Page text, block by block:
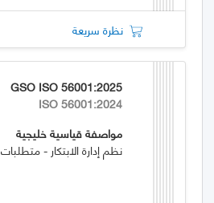
نظرة سريعة
GSO ISO 56001:2025
ISO 56001:2024
مواصفة قياسية خليجية
نظم إدارة الابتكار - متطلبات